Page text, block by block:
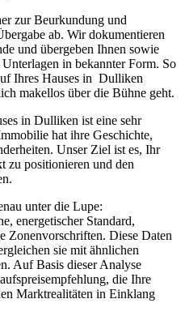
zur Beurkundung und
ab. Wir dokumentieren
und übergeben Ihnen sowie
in bekannter Form. So
Ihres Hauses in Dulliken
makellos über die Bühne geht.
in Dulliken ist eine sehr
hat ihre Geschichte,
Unser Ziel ist es, Ihr
zu positionieren und den
unter die Lupe:
energetischer Standard,
Zonenvorschriften. Diese Daten
sie mit ähnlichen
Auf Basis dieser Analyse
die Ihre
Marktrealitäten in Einklang